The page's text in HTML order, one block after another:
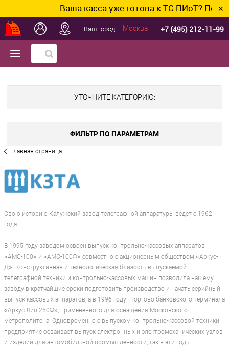
Ваша касса уже готова к ТС ПИоТ? ✕
Ваш город:: Москва +7 (495) 212-11-99
УТОЧНИТЕ КАТЕГОРИЮ:
ФИЛЬТР ПО ПАРАМЕТРАМ
Главная страница
Свою историю Калужский завод телеграфной аппаратуры ведет с 1962
года.
В 1995 году заводом освоен выпуск контрольно-кассовых аппаратов
«АМС-100» и «АМС-100Ф» совместно с акционерным обществом «Аркус-
Д». Конструктивная и технологическая близость выпускаемой
телеграфной техники и контрольно-кассовых машин позволила нашему
заводу в кратчайшие сроки подготовить производство и начать серийный
выпуск кассовых аппаратов, а в 1996 году - торгово-банковского терминала
«Аркус-Лип-250Ф», примененного для оснащения Московского
метрополитена. Одновременно с выпуском контрольно-кассовой техники
предприятие осваивает выпуск электронных и электромеханических узлов
и изделий для автомобильной промышленности, так в эти годы